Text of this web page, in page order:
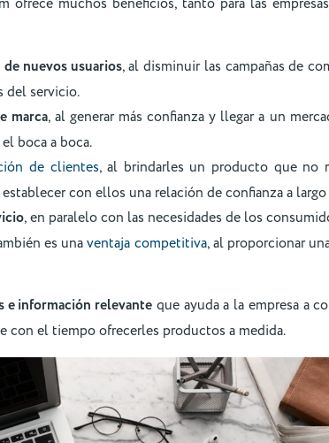
nuevos usuarios, al disminuir las campañas de
del servicio.
marca, al generar más confianza y llegar a un
boca a boca.
de clientes, al brindarles un producto que no
con ellos una relación de confianza a
, en paralelo con las necesidades de los
es unaventaja competitiva, al proporcionar
e información relevante que ayuda a la empresa a
con el tiempo ofrecerles productos a medida.